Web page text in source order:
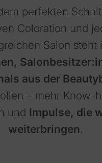
perfekten
Coloration und
Salon steht
aus der
– mehr Know-
und Impulse, die
weiterbringen.